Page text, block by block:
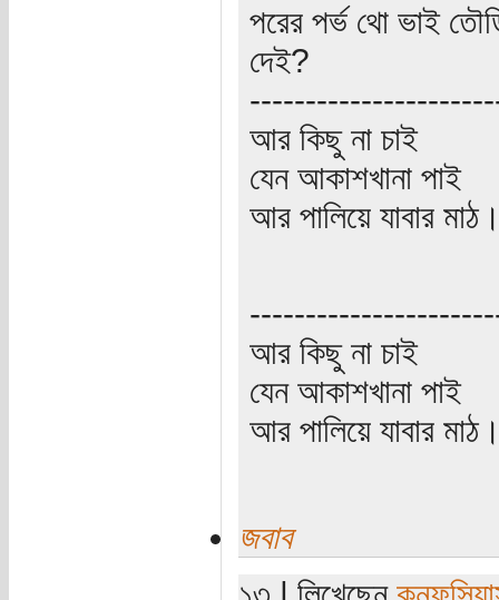
পরের পর্ভ থো ভাই
দেই?
আর কিছু না চাই
যেন আকাশখানা পাই
আর পালিয়ে যাবার
আর কিছু না চাই
যেন আকাশখানা পাই
আর পালিয়ে যাবার
জবাব